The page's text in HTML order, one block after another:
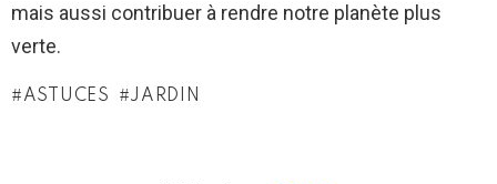
mais aussi contribuer à rendre notre planète plus
verte.
ASTUCES JARDIN